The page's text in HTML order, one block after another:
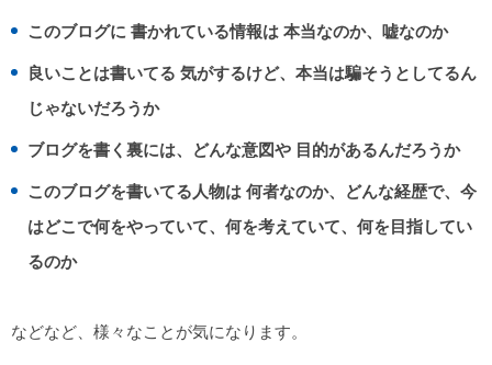
このブログに 書かれている情報は 本当なのか、嘘なのか
良いことは書いてる 気がするけど、本当は騙そうとしてるん
じゃないだろうか
ブログを書く裏には、どんな意図や 目的があるんだろうか
このブログを書いてる人物は 何者なのか、どんな経歴で、今
はどこで何をやっていて、何を考えていて、何を目指してい
るのか
などなど、様々なことが気になります。